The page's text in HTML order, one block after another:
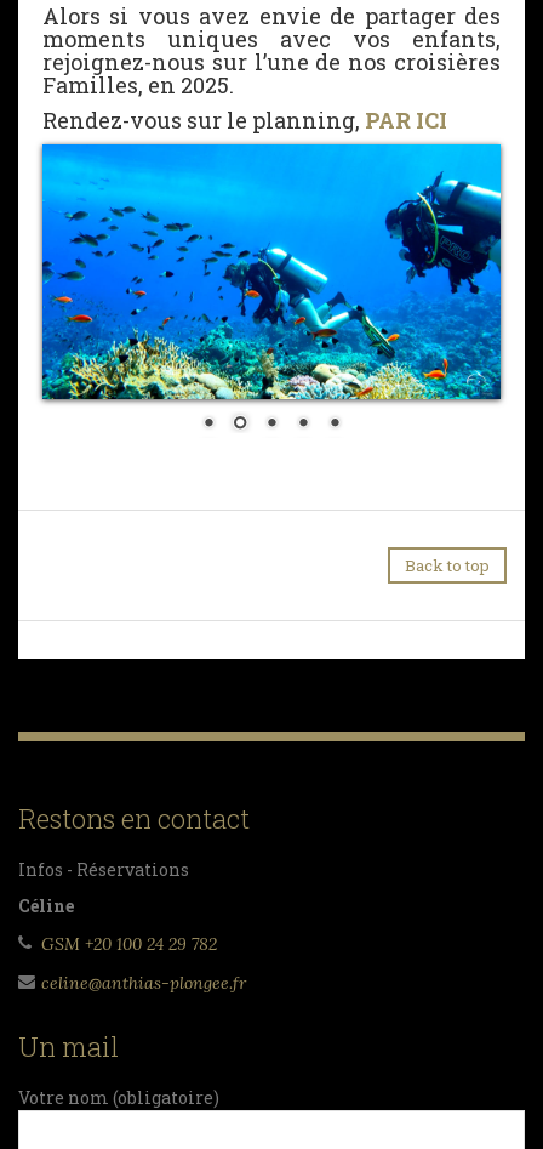
Alors si vous avez envie de partager des
moments uniques avec vos enfants,
rejoignez-nous sur l’une de nos croisières
Familles, en 2025.
Rendez-vous sur le planning, PAR ICI
Back to top
Restons en contact
Infos - Réservations
Céline
GSM +20 100 24 29 782
celine@anthias-plongee.fr
Un mail